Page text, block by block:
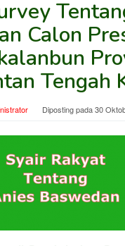
Calon
Tengah
Diposting pada30